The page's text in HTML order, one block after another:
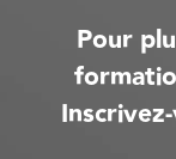
Pour